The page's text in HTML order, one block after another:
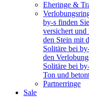
Eheringe &
by-s finden
versichert
den Stein mit
Solitäre bei
den
Solitäre bei
Ton und
Partnerringe
Sale